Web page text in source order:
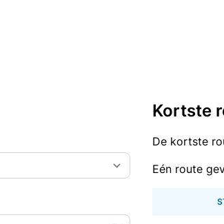
Kortste
De kortste
Eén route